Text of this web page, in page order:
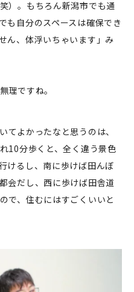
）。もちろん新潟市でも通
も自分のスペースは確保でき
ん、体浮いちゃいます」み
理ですね。
てよかったなと思うのは、
10分歩くと、全く違う景色
けるし、南に歩けば田んぼ
会だし、西に歩けば田舎道
で、住むにはすごくいいと